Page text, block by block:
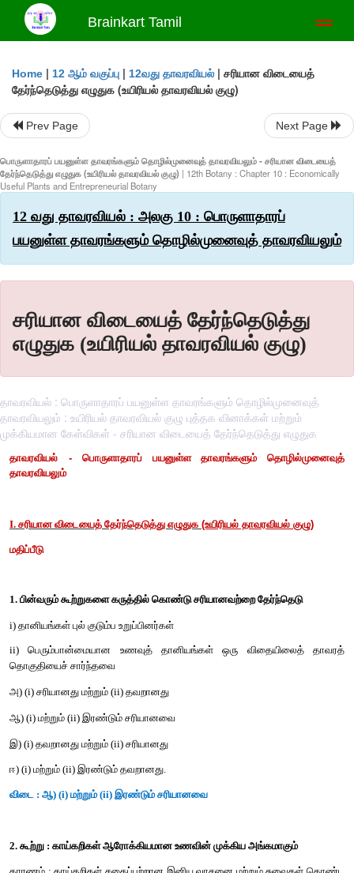
Brainkart Tamil
Home | 12 ஆம் வகுப்பு | 12வது தாவரவியல் | சரியான விடையைத்
தேர்ந்தெடுத்து எழுதுக (உயிரியல் தாவரவியல் குழு)
Prev Page Next Page
பொருளாதாரப் பயனுள்ள தாவரங்களும் தொழில்முனைவுத் தாவரவியலும் - சரியான விடையைத்
தேர்ந்தெடுத்து எழுதுக (உயிரியல் தாவரவியல் குழு) | 12th Botany : Chapter 10 : Economically
Useful Plants and Entrepreneurial Botany
12 வது தாவரவியல் : அலகு 10 : பொருளாதாரப்
பயனுள்ள தாவரங்களும் தொழில்முனைவுத் தாவரவியலும்
சரியான விடையைத் தேர்ந்தெடுத்து
எழுதுக (உயிரியல் தாவரவியல் குழு)
தாவரவியல் : பொருளாதாரப் பயனுள்ள தாவரங்களும் தொழில்முனைவுத்
தாவரவியலும் : உயிரியல் தாவரவியல் குழு புத்தக வினாக்கள் மற்றும்
முக்கியமான கேள்விகள் - சரியான விடையைத் தேர்ந்தெடுத்து எழுதுக
தாவரவியலும்
I. சரியான விடையைத் தேர்ந்தெடுத்து எழுதுக (உயிரியல்
மதிப்பீடு
1. பின்வரும் கூற்றுகளை கருத்தில் கொண்டு சரியானவற்றை
அ) (i) சரியானது மற்றும் (ii) தவறானது